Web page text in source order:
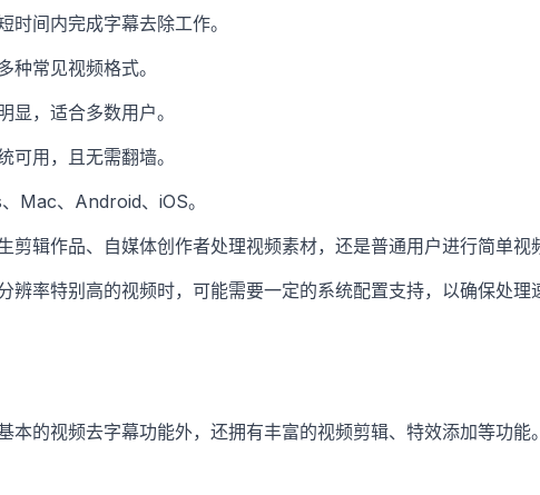
时间内完成字幕去除工作。
种常见视频格式。
显，适合多数用户。
可用，且无需翻墙。
Mac、Android、iOS。
剪辑作品、自媒体创作者处理视频素材，还是普通用户进行简单视
辨率特别高的视频时，可能需要一定的系统配置支持，以确保处理
本的视频去字幕功能外，还拥有丰富的视频剪辑、特效添加等功能